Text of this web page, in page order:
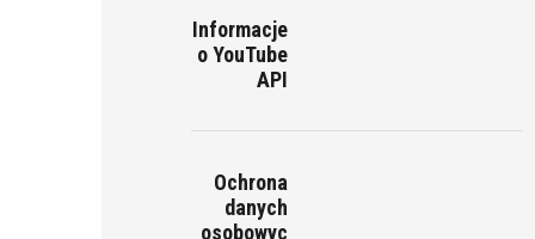
Informacje
o YouTube
API
Ochrona
danych
osobowyc